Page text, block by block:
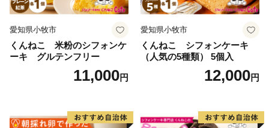
愛知県小牧市
くんねこ 米粉のシフォンケ
ーキ グルテンフリー
11,000円
愛知県小牧市
くんねこ シフォンケーキ
（人気の5種類） 5個入
12,000円